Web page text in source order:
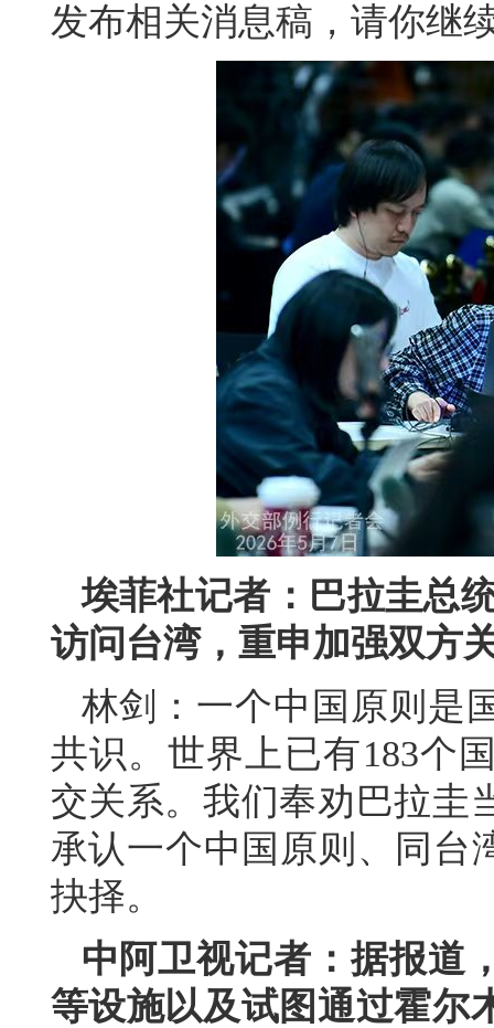
发布相关消息稿，请你继
埃菲社记者：巴拉圭总
访问台湾，重申加强双方
林剑：一个中国原则是
共识。世界上已有183个
交关系。我们奉劝巴拉圭
承认一个中国原则、同台
抉择。
中阿卫视记者：据报道
等设施以及试图通过霍尔